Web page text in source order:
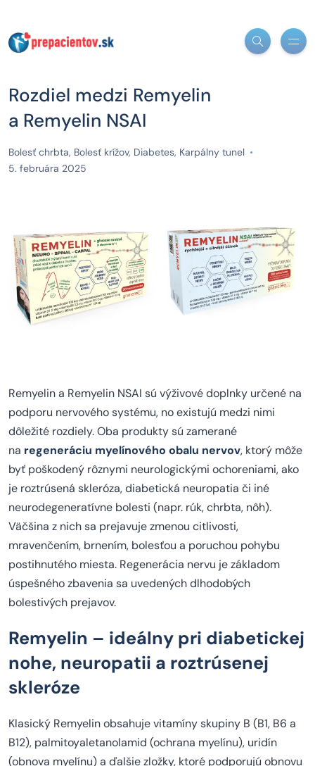
Rozdiel medzi Remyelin
a Remyelin NSAI
Bolesť chrbta, Bolesť krížov, Diabetes, Karpálny tunel
5. februára 2025
Remyelin a Remyelin NSAI sú výživové doplnky určené na
podporu nervového systému, no existujú medzi nimi
dôležité rozdiely. Oba produkty sú zamerané
na regeneráciu myelínového obalu nervov, ktorý môže
byť poškodený rôznymi neurologickými ochoreniami, ako
je roztrúsená skleróza, diabetická neuropatia či iné
neurodegeneratívne bolesti (napr. rúk, chrbta, nôh).
Väčšina z nich sa prejavuje zmenou citlivosti,
mravenčením, brnením, bolesťou a poruchou pohybu
postihnutého miesta. Regenerácia nervu je základom
úspešného zbavenia sa uvedených dlhodobých
bolestivých prejavov.
Remyelin – ideálny pri diabetickej
nohe, neuropatii a roztrúsenej
skleróze
Klasický Remyelin obsahuje vitamíny skupiny B (B1, B6 a
B12), palmitoyaletanolamid (ochrana myelínu), uridín
(obnova myelínu) a ďalšie zložky, ktoré podporujú obnovu